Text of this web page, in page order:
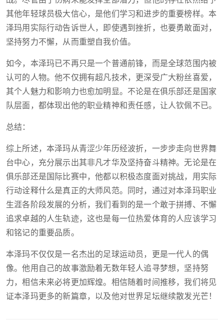
其他年轻球员极大信心，是他们学习和进步的重要榜样。本
泽玛用实际行动告诉世人，即使遇到挫折，也要勇敢面对，
坚持努力不懈，从而重塑自我价值。
如今，本泽玛已不再只是一个普通前锋，而是全球范围内被
认可的人物。他不仅拥有超凡技术，更深受广大粉丝喜爱，
其个人魅力和影响力也愈加明显。不论是在俱乐部还是国家
队层面，都体现出他的职业精神和责任感，让人钦佩不已。
总结：
综上所述，本泽玛从青涩少年历经波折，一步步走向世界舞
台中心，充分展示出其非凡才华及坚持奋斗精神。无论是在
俱乐部还是国际比赛中，他都以积极态度面对挑战，用实际
行动诠释什么是真正的大师风范。同时，通过对本泽玛职业
生涯各阶段发展的分析，我们看到的是一个敢于拼搏、不懈
追求卓越的人生轨迹，这也是每一位热爱体育的人应该学习
和铭记的重要品质。
本泽玛不仅仅是一名杰出的足球运动员，更是一代人的偶
像。他用自己的故事激励着无数年轻人追寻梦想，坚持努
力，相信未来必将更加辉煌。相信随着时间推移，我们将见
证本泽玛更多的新篇章，以及他对世界足坛继续散发光芒！